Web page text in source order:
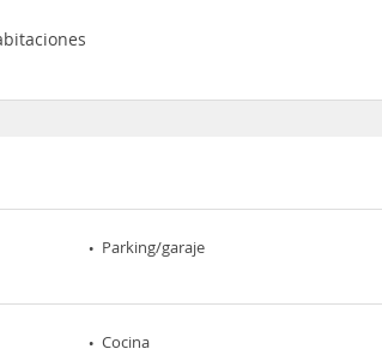
Parking/garaje
Cocina